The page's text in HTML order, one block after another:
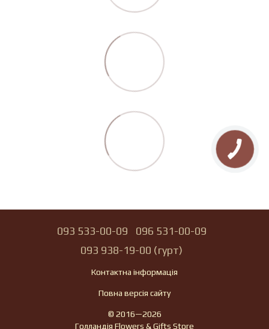
093 533-00-09
096 531-00-09
093 938-19-00 (гурт)
Контактна інформація
Повна версія сайту
© 2016—2026
Голландія Flowers & Gifts Store